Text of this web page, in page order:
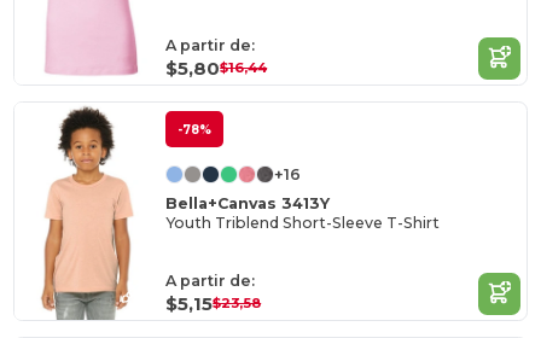
A partir de:
$5,80$16,44
-78%
+16
Bella+Canvas 3413Y
Youth Triblend Short-Sleeve T-Shirt
A partir de:
$5,15$23,58